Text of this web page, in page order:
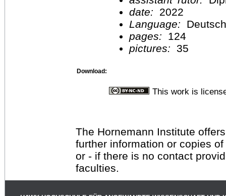
date:
2022
Language: Deutsch
pages:
124
pictures: 35
Download:
This work is
The Hornemann Institute
further information or copies
or - if there is no contact
faculties.